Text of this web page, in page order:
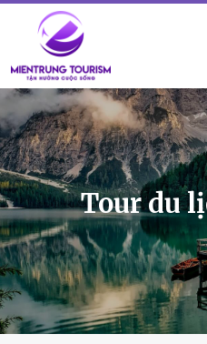
Công
Ty
Du
Lịch
Kết
Nối
Di
Sản
Miền
Trung
-
Miền
Tour du